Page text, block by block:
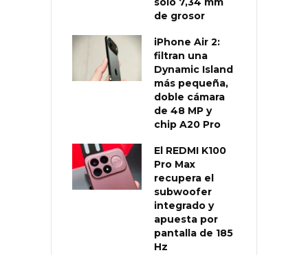
de grosor
iPhone Air 2:
filtran una
Dynamic Island
más pequeña,
doble cámara
de 48 MP y
chip A20 Pro
El REDMI K100
Pro Max
recupera el
subwoofer
integrado y
apuesta por
pantalla de 185
Hz